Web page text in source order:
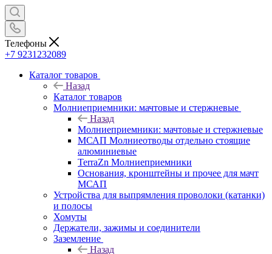
Телефоны
+7 9231232089
Каталог товаров
Назад
Каталог товаров
Молниеприемники: мачтовые и стержневые
Назад
Молниеприемники: мачтовые и стержневые
МСАП Молниеотводы отдельно стоящие
алюминиевые
TerraZn Молниеприемники
Основания, кронштейны и прочее для мачт
МСАП
Устройства для выпрямления проволоки (катанки)
и полосы
Хомуты
Держатели, зажимы и соединители
Заземление
Назад